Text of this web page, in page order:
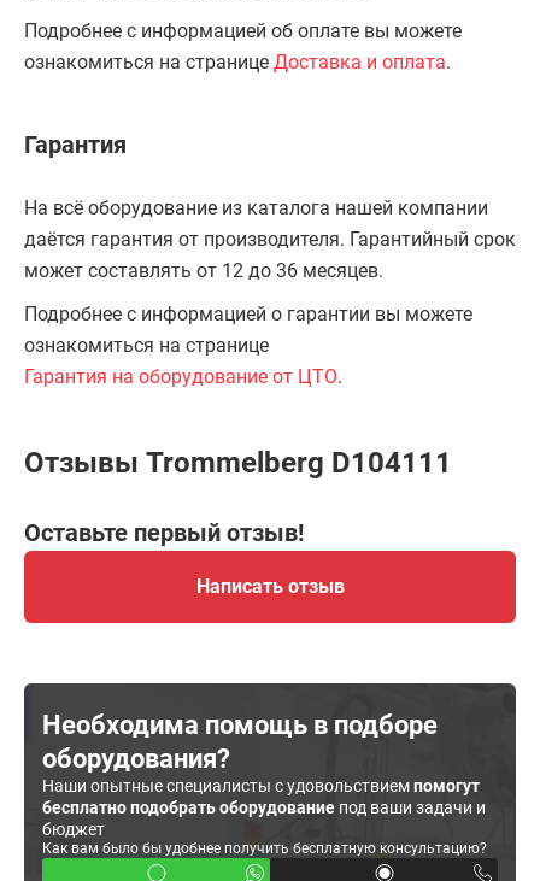
Подробнее с информацией об оплате вы можете
ознакомиться на странице Доставка и оплата.
Гарантия
На всё оборудование из каталога нашей компании
даётся гарантия от производителя. Гарантийный срок
может составлять от 12 до 36 месяцев.
Подробнее с информацией о гарантии вы можете
ознакомиться на странице
Гарантия на оборудование от ЦТО.
Отзывы Trommelberg D104111
Оставьте первый отзыв!
Написать отзыв
Необходима помощь в подборе
оборудования?
Наши опытные специалисты с удовольствиемпомогут
бесплатно подобрать оборудование под ваши задачи и
бюджет
Как вам было бы удобнее получить бесплатную консультацию?